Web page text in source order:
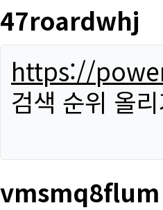
47roardwhj
https://
검색 순위 올
vmsmq8flum